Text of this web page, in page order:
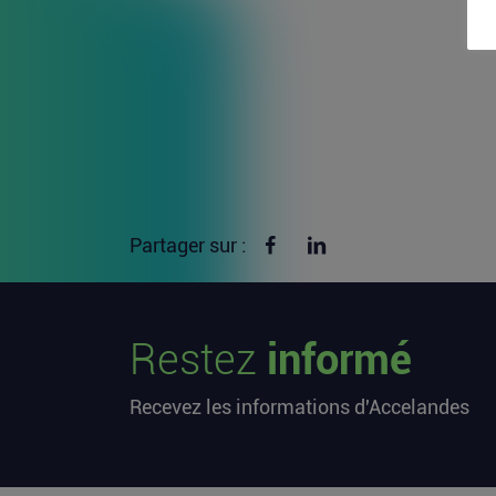
Partager sur : Partager sur Facebook
Restez informé
Recevez les informations d'Accelandes